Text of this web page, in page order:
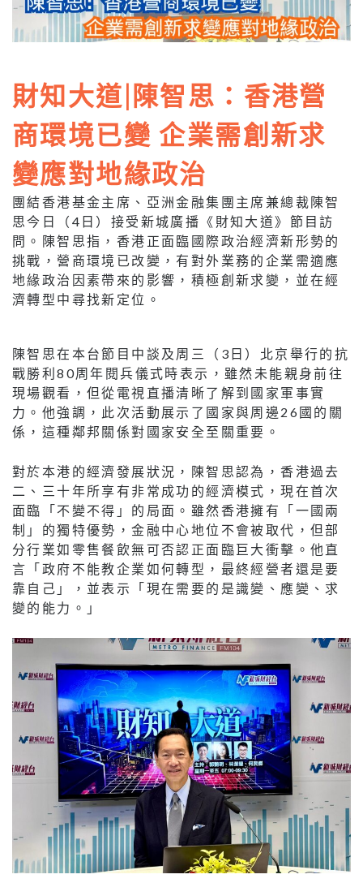
財知大道|陳智思：香港營
商環境已變 企業需創新求
變應對地緣政治
團結香港基金主席、亞洲金融集團主席兼總裁陳智
思今日（4日）接受新城廣播《財知大道》節目訪
問。陳智思指，香港正面臨國際政治經濟新形勢的
挑戰，營商環境已改變，有對外業務的企業需適應
地緣政治因素帶來的影響，積極創新求變，並在經
濟轉型中尋找新定位。
陳智思在本台節目中談及周三（3日）北京舉行的抗
戰勝利80周年閱兵儀式時表示，雖然未能親身前往
現場觀看，但從電視直播清晰了解到國家軍事實
力。他強調，此次活動展示了國家與周邊26國的關
係，這種鄰邦關係對國家安全至關重要。
對於本港的經濟發展狀況，陳智思認為，香港過去
二、三十年所享有非常成功的經濟模式，現在首次
面臨「不變不得」的局面。雖然香港擁有「一國兩
制」的獨特優勢，金融中心地位不會被取代，但部
分行業如零售餐飲無可否認正面臨巨大衝擊。他直
言「政府不能教企業如何轉型，最終經營者還是要
靠自己」，並表示「現在需要的是識變、應變、求
變的能力。」